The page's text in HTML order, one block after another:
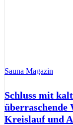
Sauna Magazin
Schluss mit
überraschende
Kreislauf und